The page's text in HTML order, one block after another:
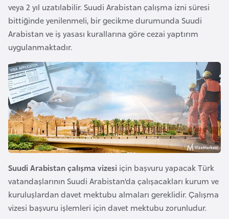
veya 2 yıl uzatılabilir. Suudi Arabistan çalışma izni süresi
bittiğinde yenilenmeli, bir gecikme durumunda Suudi
Arabistan ve iş yasası kurallarına göre cezai yaptırım
uygulanmaktadır.
Suudi Arabistan çalışma vizesi için başvuru yapacak Türk
vatandaşlarının Suudi Arabistan’da çalışacakları kurum ve
kuruluşlardan davet mektubu almaları gereklidir. Çalışma
vizesi başvuru işlemleri için davet mektubu zorunludur.
B
e
n
i
n
B
o
s
n
a
e
r
s
e